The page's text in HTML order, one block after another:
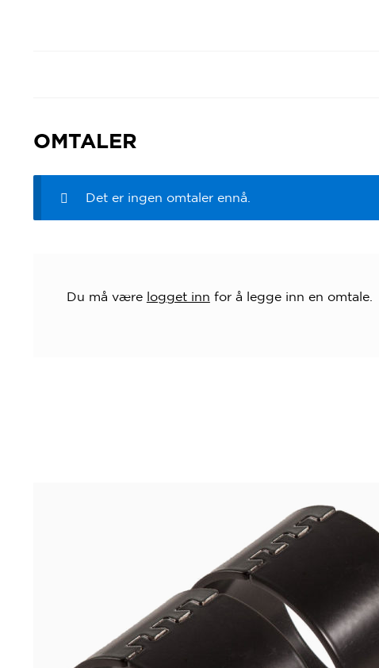
OMTALER
Det er ingen omtaler ennå.
Du må være logget inn for å legge inn en omtale.